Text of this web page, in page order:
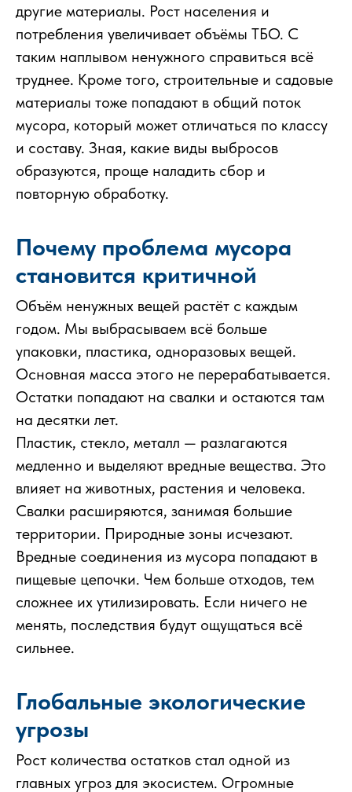
другие материалы. Рост населения и
потребления увеличивает объёмы ТБО. С
таким наплывом ненужного справиться всё
труднее. Кроме того, строительные и садовые
материалы тоже попадают в общий поток
мусора, который может отличаться по классу
и составу. Зная, какие виды выбросов
образуются, проще наладить сбор и
повторную обработку.
Почему проблема мусора
становится критичной
Объём ненужных вещей растёт с каждым
годом. Мы выбрасываем всё больше
упаковки, пластика, одноразовых вещей.
Основная масса этого не перерабатывается.
Остатки попадают на свалки и остаются там
на десятки лет.
Пластик, стекло, металл — разлагаются
медленно и выделяют вредные вещества. Это
влияет на животных, растения и человека.
Свалки расширяются, занимая большие
территории. Природные зоны исчезают.
Вредные соединения из мусора попадают в
пищевые цепочки. Чем больше отходов, тем
сложнее их утилизировать. Если ничего не
менять, последствия будут ощущаться всё
сильнее.
Глобальные экологические
угрозы
Рост количества остатков стал одной из
главных угроз для экосистем. Огромные